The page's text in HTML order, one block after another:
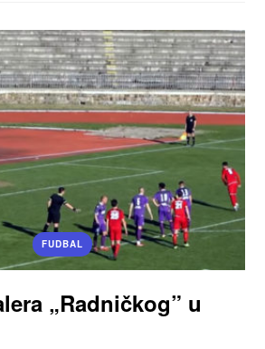
FUDBAL
„Radničkog” u